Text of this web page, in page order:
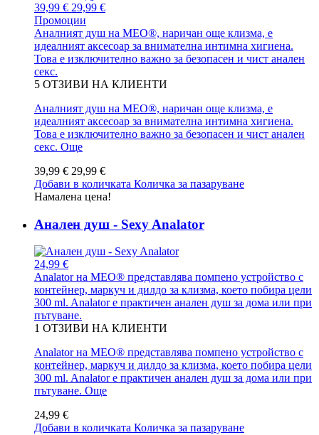
39,99 € 29,99 €
Промоции
Аналният душ на MEO®, наричан още клизма, е
идеалният аксесоар за внимателна интимна хигиена.
Това е изключително важно за безопасен и чист анален
секс.
5 ОТЗИВИ НА КЛИЕНТИ
Аналният душ на MEO®, наричан още клизма, е
идеалният аксесоар за внимателна интимна хигиена.
Това е изключително важно за безопасен и чист анален
секс. Още
39,99 € 29,99 €
Добави в количката Количка за пазаруване
Намалена цена!
Анален душ - Sexy Analator
24,99 €
Analator на MEO® представлява помпено устройство с
контейнер, маркуч и дилдо за клизма, което побира цели
300 ml. Analator е практичен анален душ за дома или при
пътуване.
1 ОТЗИВИ НА КЛИЕНТИ
Analator на MEO® представлява помпено устройство с
контейнер, маркуч и дилдо за клизма, което побира цели
300 ml. Analator е практичен анален душ за дома или при
пътуване. Още
24,99 €
Добави в количката Количка за пазаруване